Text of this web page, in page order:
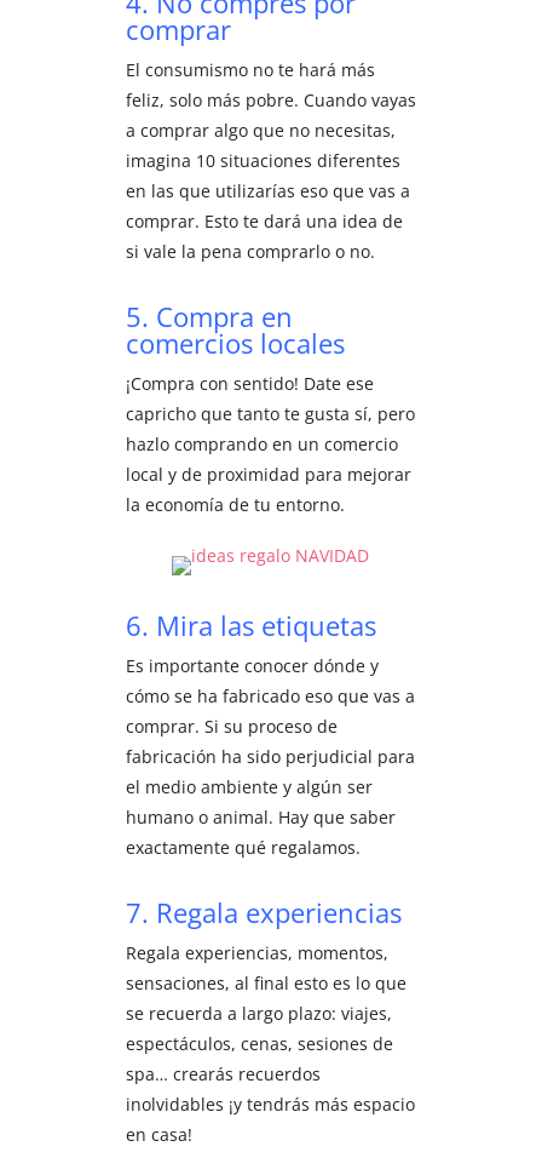
comprar
El consumismo no te hará más
feliz, solo más pobre. Cuando vayas
a comprar algo que no necesitas,
imagina 10 situaciones diferentes
en las que utilizarías eso que vas a
comprar. Esto te dará una idea de
si vale la pena comprarlo o no.
5. Compra en
comercios locales
¡Compra con sentido! Date ese
capricho que tanto te gusta sí, pero
hazlo comprando en un comercio
local y de proximidad para mejorar
la economía de tu entorno.
6. Mira las etiquetas
Es importante conocer dónde y
cómo se ha fabricado eso que vas a
comprar. Si su proceso de
fabricación ha sido perjudicial para
el medio ambiente y algún ser
humano o animal. Hay que saber
exactamente qué regalamos.
7. Regala experiencias
Regala experiencias, momentos,
sensaciones, al final esto es lo que
se recuerda a largo plazo: viajes,
espectáculos, cenas, sesiones de
spa… crearás recuerdos
inolvidables ¡y tendrás más espacio
en casa!